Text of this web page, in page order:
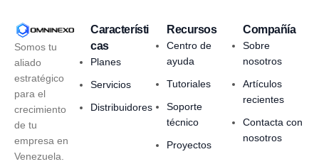
Somos tu
aliado
estratégico
para el
crecimiento
de tu
empresa en
Venezuela.
Característi
cas
Planes
Servicios
Distribuidores
Recursos
Centro de
ayuda
Tutoriales
Soporte
técnico
Proyectos
Compañía
Sobre
nosotros
Artículos
recientes
Contacta con
nosotros